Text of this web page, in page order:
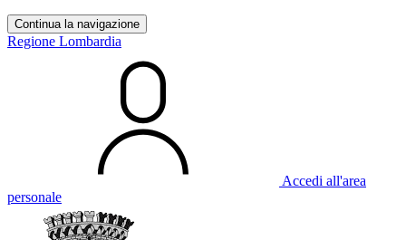
Continua la navigazione
Regione Lombardia
Accedi all'area
personale